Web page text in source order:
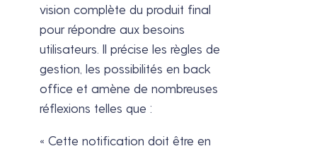
vision complète du produit final
pour répondre aux besoins
utilisateurs. Il précise les règles de
gestion, les possibilités en back
office et amène de nombreuses
réflexions telles que :
« Cette notification doit être en